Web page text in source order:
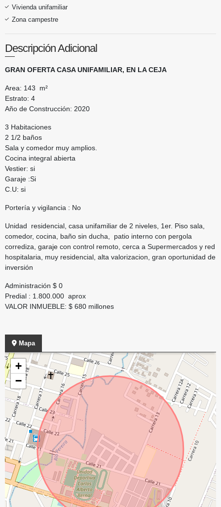
Vivienda unifamiliar
Zona campestre
Descripción Adicional
GRAN OFERTA CASA UNIFAMILIAR, EN LA CEJA
Area: 143 m²
Estrato: 4
Año de Construcción: 2020
3 Habitaciones
2 1/2 baños
Sala y comedor muy amplios.
Cocina integral abierta
Vestier: si
Garaje :Si
C.U: si
Portería y vigilancia : No
Unidad residencial, casa unifamiliar de 2 niveles, 1er. Piso sala,
comedor, cocina, baño sin ducha, patio interno con pergola
corrediza, garaje con control remoto, cerca a Supermercados y red
hospitalaria, muy residencial, alta valorizacion, gran oportunidad de
inversión
Administración $ 0
Predial : 1.800.000 aprox
VALOR INMUEBLE: $ 680 millones
Mapa
+
−